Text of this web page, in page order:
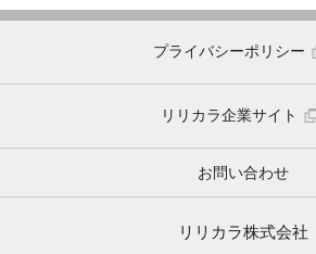
プライバシーポリシー
リリカラ企業サイト
お問い合わせ
リリカラ株式会社